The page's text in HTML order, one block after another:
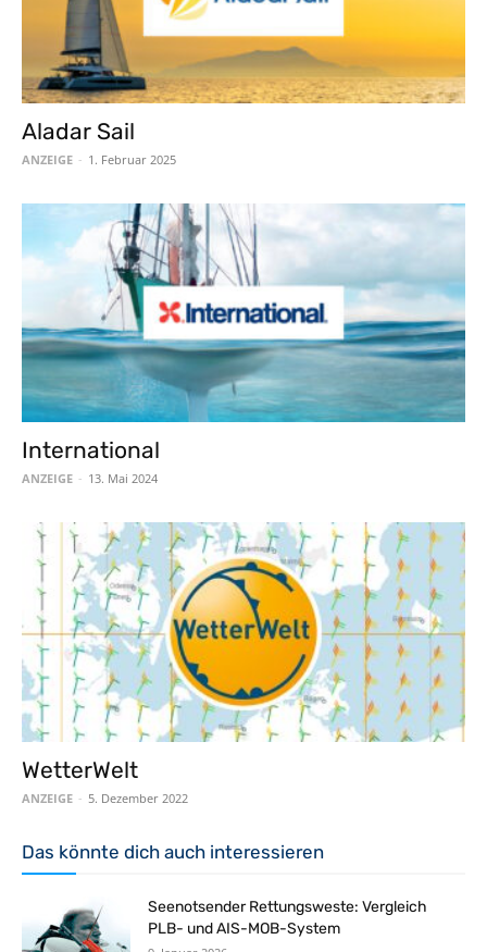
Aladar Sail
ANZEIGE - 1. Februar 2025
International
ANZEIGE - 13. Mai 2024
WetterWelt
ANZEIGE - 5. Dezember 2022
Das könnte dich auch interessieren
Seenotsender Rettungsweste: Vergleich
PLB- und AIS-MOB-System